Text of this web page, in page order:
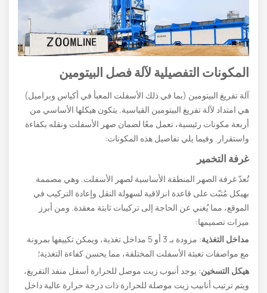
المكونات التفصيلية لآلة فصل البيتومين
آلة تفريغ البيتومين (بما في ذلك الأسفلت المعبأ في أكياس وبراميل)
هي امتداد لآلة تفريغ البيتومين القياسية. يتكون هيكلها الأساسي من
أربعة مكونات رئيسية، تعمل معًا لضمان صهر الأسفلت ونقله بكفاءة
واستقرار. وفيما يلي تفاصيل هذه المكونات:
غرفة التخمير
تُعدّ غرفة الصهر المنطقة الأساسية لصهر الأسفلت. وهي مصممة
بهيكل مُثبّت على قاعدة انزلاقية لسهولة النقل وإعادة التركيب في
الموقع، مما يُغني عن الحاجة إلى تركيبات ثابتة معقدة. ومن أبرز
ميزات تصميمها:
مداخل التغذية
: مزودة بـ 3 أو 5 مداخل تغذية، ويمكن تكييفها بمرونة
مع مواصفات تعبئة الأسفلت المختلفة، مما يحسن كفاءة التغذية؛
هيكل التسخين: يوجد أنبوب زيت موصل للحرارة أسفل منفذ التفريغ،
ويتم ترتيب أنابيب زيت موصلة للحرارة ذات درجة حرارة عالية داخل